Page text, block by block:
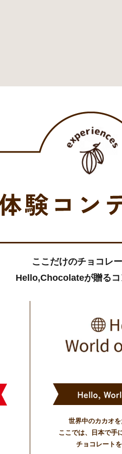
ここだけのチョコレ
Hello,Chocolateが贈るコ
世界中のカカオ
ここでは、日本で手
チョコレート